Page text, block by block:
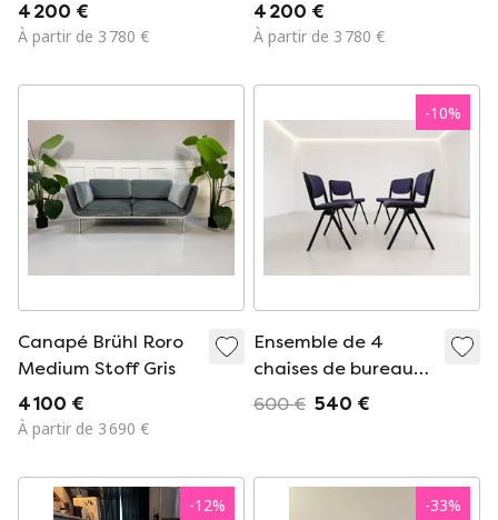
4 200 €
À partir de 3 780 €
4 200 €
À partir de 3 780 €
Canapé Brühl Roro
Medium Stoff Gris
4 100 €
À partir de 3 690 €
-10%
Ensemble de 4
chaises de bureau
Vertebra de style
600 € 540 €
-12% -33%